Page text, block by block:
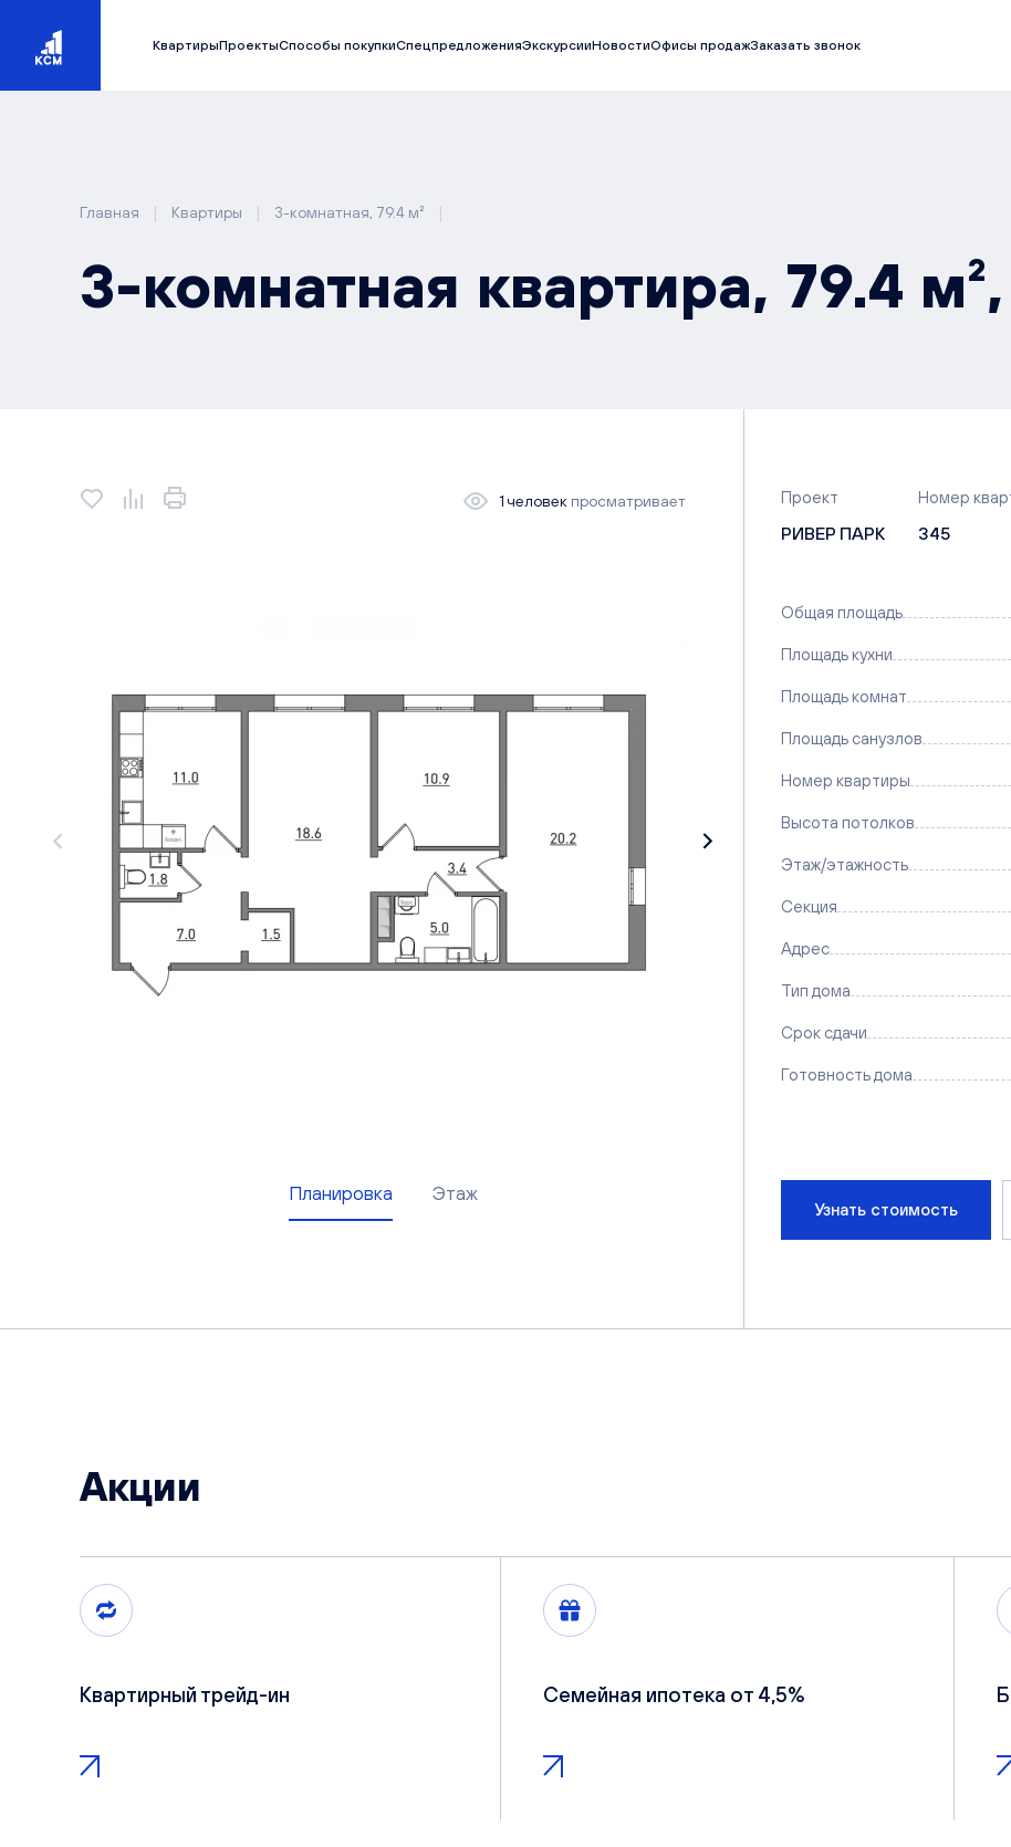
КвартирыПроектыСпособы покупкиСпецпредложенияЭкскурсииНовостиОфисы продажЗаказать звонок
Главная | Квартиры | 3-комнатная, 79.4 м² |
3-комнатная квартира, 79.4
1 человек просматривает
Планировка Этаж
Проект
РИВЕР ПАРК
Номер
345
Общая площадь
Площадь кухни
Площадь комнат
Площадь санузлов
Номер квартиры
Высота потолков
Этаж/этажность
Секция
Адрес
Тип дома
Срок сдачи
Готовность дома
Узнать стоимость
Акции
Квартирный трейд-ин Семейная ипотека от 4,5%